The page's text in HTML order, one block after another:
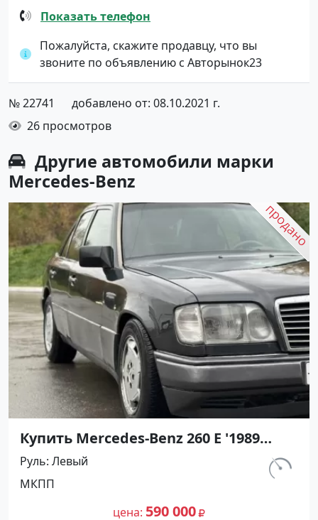
Показать телефон
Пожалуйста, скажите продавцу, что вы
звоните по объявлению с Авторынок23
№ 22741
добавлено от: 08.10.2021 г.
26 просмотров
Другие автомобили марки
Mercedes-Benz
Купить Mercedes-Benz 260 Е '1989
МКПП (2600/160 л.с.) Бензин
инжектор Дербентский цвет Черны
Седан по цене 590000 рублей,
объявление №27434 на сайте
км.
Руль Левый
МКПП
цена 590 000